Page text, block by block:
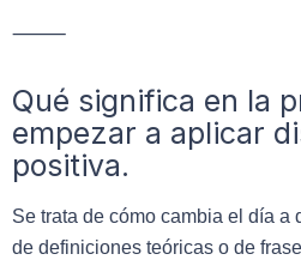
⸻
Qué significa en la
empezar a aplicar
positiva.
Se trata de cómo cambia el día a
de definiciones teóricas o de